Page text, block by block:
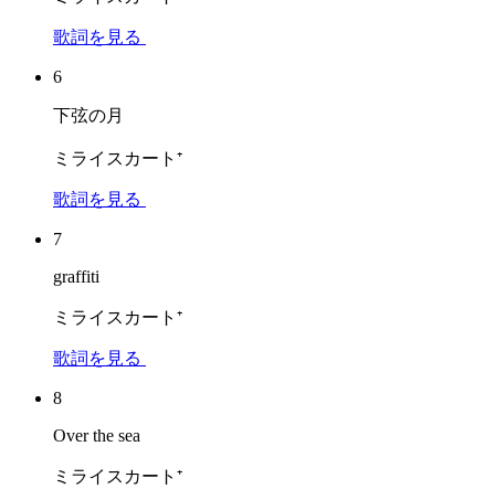
歌詞を見る
6
下弦の月
ミライスカート⁺
歌詞を見る
7
graffiti
ミライスカート⁺
歌詞を見る
8
Over the sea
ミライスカート⁺